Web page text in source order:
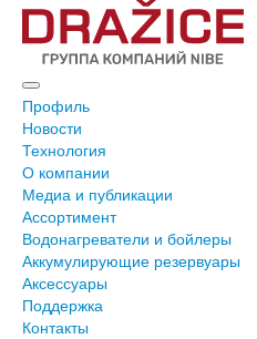
Профиль
Новости
Технология
О компании
Медиа и публикации
Ассортимент
Водонагреватели и бойлеры
Аккумулирующие резервуары
Аксессуары
Поддержка
Контакты